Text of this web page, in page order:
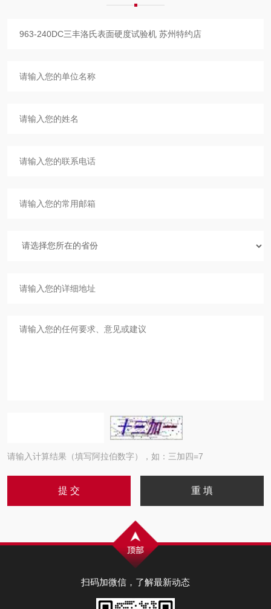
请输入计算结果（填写阿拉伯数字），如：三加四=7
扫码加微信，了解最新动态